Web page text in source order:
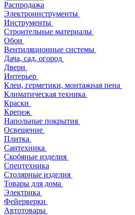
Распродажа
Электроинструменты
Инструменты
Строительные материалы
Обои
Вентиляционные системы
Дача, сад, огород
Двери
Интерьер
Клеи, герметики, монтажная пена
Климатическая техника
Краски
Крепеж
Напольные покрытия
Освещение
Плитка
Сантехника
Скобяные изделия
Спецтехника
Столярные изделия
Товары для дома
Электрика
Фейерверки
Автотовары